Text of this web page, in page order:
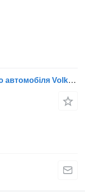
Двигун 1,4 TSI CAX CAXA CMS до автомобіля Volkswagen Audi Škoda Seat